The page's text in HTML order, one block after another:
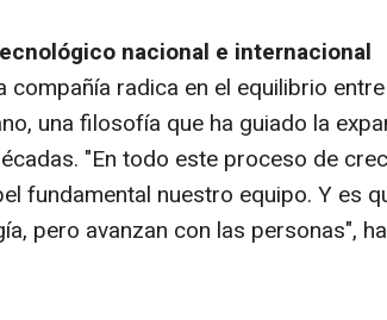
nacional e internacional
compañía radica en el equilibrio
una filosofía que ha guiado la
"En todo este proceso de
fundamental nuestro equipo. Y es
pero avanzan con las personas",